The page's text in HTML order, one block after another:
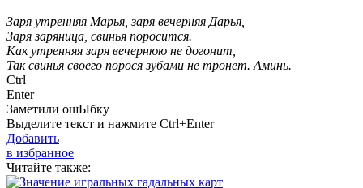
Заря утренняя Марья, заря вечерняя Дарья,
Заря заряница, свинья поросится.
Как утренняя заря вечернюю не догонит,
Так свинья своего порося зубами не тронет. Аминь.
Ctrl
Enter
Заметили ошЫбку
Выделите текст и нажмите Ctrl+Enter
Добавить
в избранное
Читайте также: